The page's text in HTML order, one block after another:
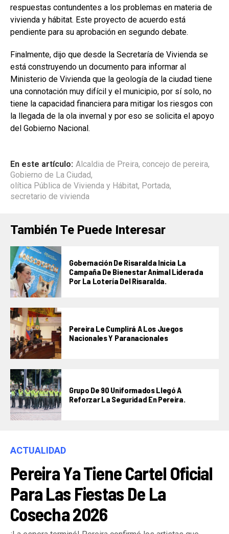
respuestas contundentes a los problemas en materia de
vivienda y hábitat. Este proyecto de acuerdo está
pendiente para su aprobación en segundo debate.
Finalmente, dijo que desde la Secretaría de Vivienda se
está construyendo un documento para informar al
Ministerio de Vivienda que la geología de la ciudad tiene
una connotación muy difícil y el municipio, por sí solo, no
tiene la capacidad financiera para mitigar los riesgos con
la llegada de la ola invernal y por eso se solicita el apoyo
del Gobierno Nacional.
En este artículo: Alcaldia de Preira, concejo de pereira,
Gobierno de La Ciudad,
olítica Pública de Vivienda y Hábitat, Portada,
secretario de vivienda
También Te Puede Interesar
Gobernación De Risaralda Inicia La
Campaña De Bienestar Animal Liderada
Por La Lotería Del Risaralda.
Pereira Le Cumplirá A Los Juegos
Nacionales Y Paranacionales
Grupo De 90 Uniformados Llegó A
Reforzar La Seguridad En Pereira.
ACTUALIDAD
Pereira Ya Tiene Cartel Oficial
Para Las Fiestas De La
Cosecha 2026